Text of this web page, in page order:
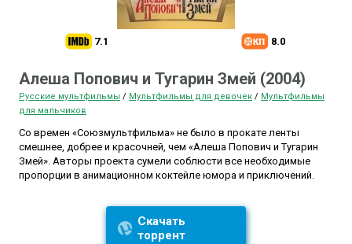
7.1 8.0
Алеша Попович и Тугарин Змей (2004)
Русские мультфильмы / Мультфильмы для девочек / Мультфильмы
для мальчиков
Со времен «Союзмультфильма» не было в прокате ленты
смешнее, добрее и красочней, чем «Алеша Попович и Тугарин
Змей». Авторы проекта сумели соблюсти все необходимые
пропорции в анимационном коктейле юмора и приключений.
Скачать
торрент